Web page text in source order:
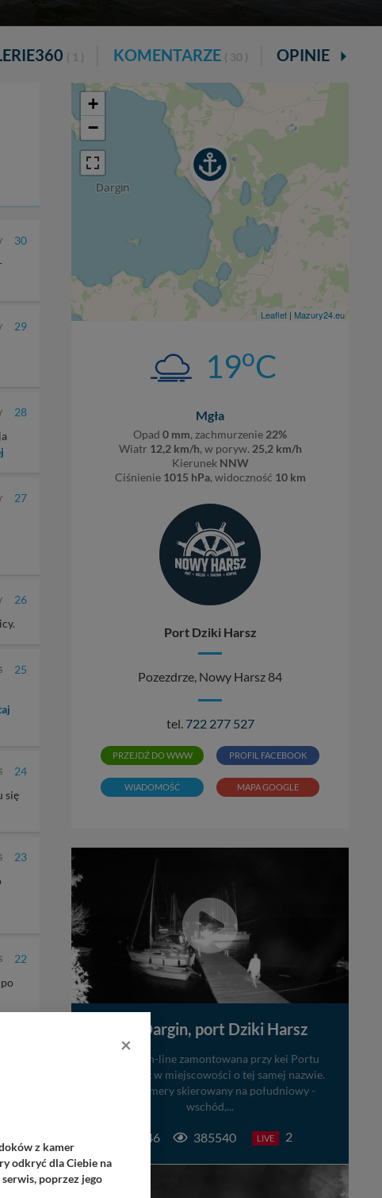
( 1 ) KOMENTARZE ( 30 ) OPINIE ( 11 )
30
29
28
27
26
25
24
się
23
22
20
+
−
Leaflet | Mazury24.eu
19oC
Mgła
Opad 0 mm, zachmurzenie 22%
Wiatr 12,2 km/h, w poryw. 25,2 km/h
Kierunek NNW
Ciśnienie 1015 hPa, widoczność 10 km
Port Dziki Harsz
Pozezdrze, Nowy Harsz 84
tel. 722 277 527
PRZEJDŹ DO WWW PROFIL FACEBOOK
WIADOMOŚĆ MAPA GOOGLE
Jezioro Dargin, port Dziki Harsz
Kamera on-line zamontowana przy kei Portu
Dziki Harsz w miejscowości o tej samej nazwie.
Obraz kamery skierowany na południowy -
wschód,...
46 385540 LIVE 2
×
z kamer
odkryć dla Ciebie na
poprzez jego